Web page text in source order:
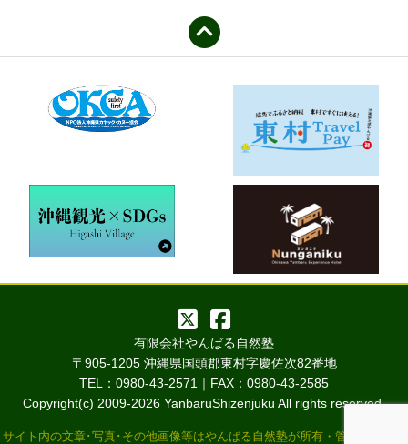
有限会社やんばる自然塾
〒905-1205 沖縄県国頭郡東村字慶佐次82番地
TEL：0980-43-2571｜FAX：0980-43-2585
Copyright(c) 2009-2026 YanbaruShizenjuku All rights reserved.
サイト内の文章･写真･その他画像等はやんばる自然塾が所有・管理していま